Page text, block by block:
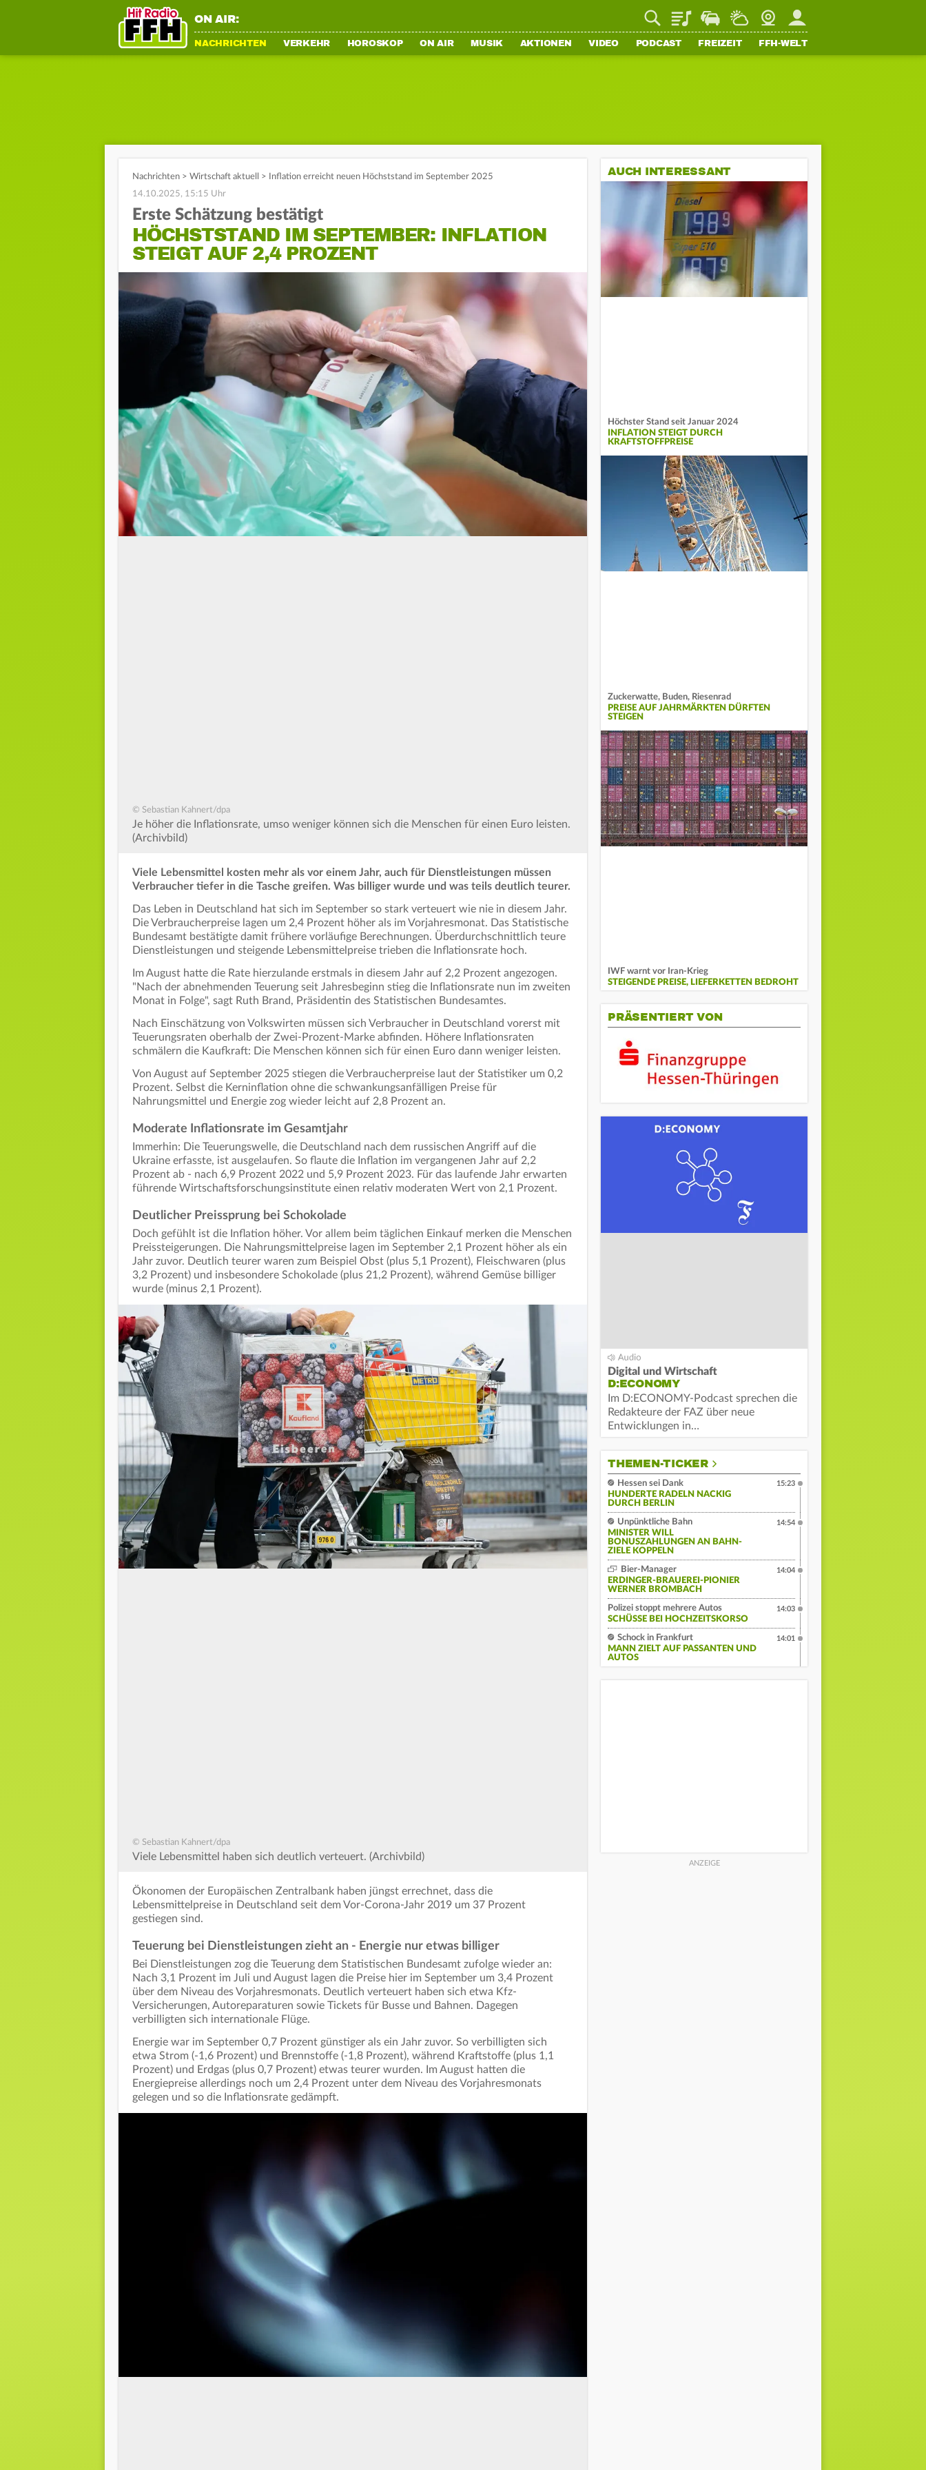
ON AIR: PlaylistStaupilotWetterWebcamMein FFH
NACHRICHTEN VERKEHR HOROSKOP ON AIR MUSIK AKTIONEN VIDEO PODCAST FREIZEIT FFH-WELT
Nachrichten > Wirtschaft aktuell >
Inflation erreicht neuen Höchststand im September 2025
14.10.2025, 15:15 Uhr
Erste Schätzung bestätigt
HÖCHSTSTAND IM SEPTEMBER: INFLATION
STEIGT AUF 2,4 PROZENT
© Sebastian Kahnert/dpa
Je höher die Inflationsrate, umso weniger können sich die Menschen für einen Euro leisten.
(Archivbild)
Viele Lebensmittel kosten mehr als vor einem Jahr, auch für Dienstleistungen müssen
Verbraucher tiefer in die Tasche greifen. Was billiger wurde und was teils deutlich teurer.
Das Leben in Deutschland hat sich im September so stark verteuert wie nie in diesem Jahr.
Die Verbraucherpreise lagen um 2,4 Prozent höher als im Vorjahresmonat. Das Statistische
Bundesamt bestätigte damit frühere vorläufige Berechnungen. Überdurchschnittlich teure
Dienstleistungen und steigende Lebensmittelpreise trieben die Inflationsrate hoch.
Im August hatte die Rate hierzulande erstmals in diesem Jahr auf 2,2 Prozent angezogen.
"Nach der abnehmenden Teuerung seit Jahresbeginn stieg die Inflationsrate nun im zweiten
Monat in Folge", sagt Ruth Brand, Präsidentin des Statistischen Bundesamtes.
Nach Einschätzung von Volkswirten müssen sich Verbraucher in Deutschland vorerst mit
Teuerungsraten oberhalb der Zwei-Prozent-Marke abfinden. Höhere Inflationsraten
schmälern die Kaufkraft: Die Menschen können sich für einen Euro dann weniger leisten.
Von August auf September 2025 stiegen die Verbraucherpreise laut der Statistiker um 0,2
Prozent. Selbst die Kerninflation ohne die schwankungsanfälligen Preise für
Nahrungsmittel und Energie zog wieder leicht auf 2,8 Prozent an.
Moderate Inflationsrate im Gesamtjahr
Immerhin: Die Teuerungswelle, die Deutschland nach dem russischen Angriff auf die
Ukraine erfasste, ist ausgelaufen. So flaute die Inflation im vergangenen Jahr auf 2,2
Prozent ab - nach 6,9 Prozent 2022 und 5,9 Prozent 2023. Für das laufende Jahr erwarten
führende Wirtschaftsforschungsinstitute einen relativ moderaten Wert von 2,1 Prozent.
Deutlicher Preissprung bei Schokolade
Doch gefühlt ist die Inflation höher. Vor allem beim täglichen Einkauf merken die Menschen
Preissteigerungen. Die Nahrungsmittelpreise lagen im September 2,1 Prozent höher als ein
Jahr zuvor. Deutlich teurer waren zum Beispiel Obst (plus 5,1 Prozent), Fleischwaren (plus
3,2 Prozent) und insbesondere Schokolade (plus 21,2 Prozent), während Gemüse billiger
wurde (minus 2,1 Prozent).
© Sebastian Kahnert/dpa
Viele Lebensmittel haben sich deutlich verteuert. (Archivbild)
Ökonomen der Europäischen Zentralbank haben jüngst errechnet, dass die
Lebensmittelpreise in Deutschland seit dem Vor-Corona-Jahr 2019 um 37 Prozent
gestiegen sind.
Teuerung bei Dienstleistungen zieht an - Energie nur etwas billiger
Bei Dienstleistungen zog die Teuerung dem Statistischen Bundesamt zufolge wieder an:
Nach 3,1 Prozent im Juli und August lagen die Preise hier im September um 3,4 Prozent
über dem Niveau des Vorjahresmonats. Deutlich verteuert haben sich etwa Kfz-
Versicherungen, Autoreparaturen sowie Tickets für Busse und Bahnen. Dagegen
verbilligten sich internationale Flüge.
Energie war im September 0,7 Prozent günstiger als ein Jahr zuvor. So verbilligten sich
etwa Strom (-1,6 Prozent) und Brennstoffe (-1,8 Prozent), während Kraftstoffe (plus 1,1
Prozent) und Erdgas (plus 0,7 Prozent) etwas teurer wurden. Im August hatten die
Energiepreise allerdings noch um 2,4 Prozent unter dem Niveau des Vorjahresmonats
gelegen und so die Inflationsrate gedämpft.
AUCH INTERESSANT
Höchster Stand seit Januar 2024
INFLATION STEIGT DURCH
KRAFTSTOFFPREISE
Zuckerwatte, Buden, Riesenrad
PREISE AUF JAHRMÄRKTEN DÜRFTEN
STEIGEN
IWF warnt vor Iran-Krieg
STEIGENDE PREISE, LIEFERKETTEN BEDROHT
PRÄSENTIERT VON
Digital und Wirtschaft
D:ECONOMY
Im D:ECONOMY-Podcast sprechen die
Redakteure der FAZ über neue
Entwicklungen in…
THEMEN-TICKER
Hessen sei Dank
HUNDERTE RADELN NACKIG
DURCH BERLIN
15:23
Unpünktliche Bahn
MINISTER WILL
BONUSZAHLUNGEN AN BAHN-
ZIELE KOPPELN
14:54
Bier-Manager
ERDINGER-BRAUEREI-PIONIER
WERNER BROMBACH
14:04
Polizei stoppt mehrere Autos
SCHÜSSE BEI HOCHZEITSKORSO
14:03
Schock in Frankfurt
MANN ZIELT AUF PASSANTEN UND
AUTOS
14:01